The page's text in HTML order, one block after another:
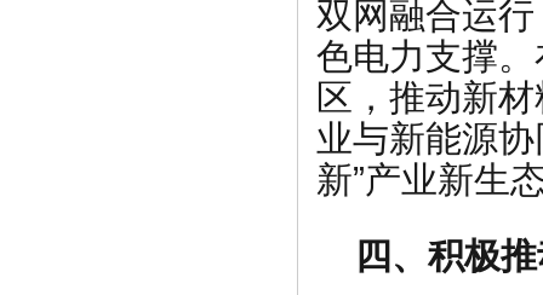
双网融合运
色电力支撑
区，推动新
业与新能源
新”产业新生
四、积极